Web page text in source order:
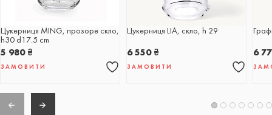
Цукерниця MING, прозоре скло,
h30 d17.5 cm
5 980 ₴
ЗАМОВИТИ
Цукерниця LIA, скло, h 29
6 550 ₴
ЗАМОВИТИ
6